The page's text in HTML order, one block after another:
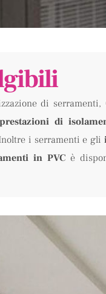
di
di
i serramenti e gli
in PVC è